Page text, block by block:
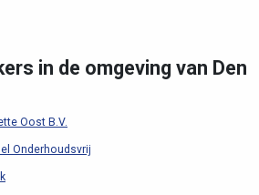
in de omgeving van Den
Oost B.V.
Onderhoudsvrij